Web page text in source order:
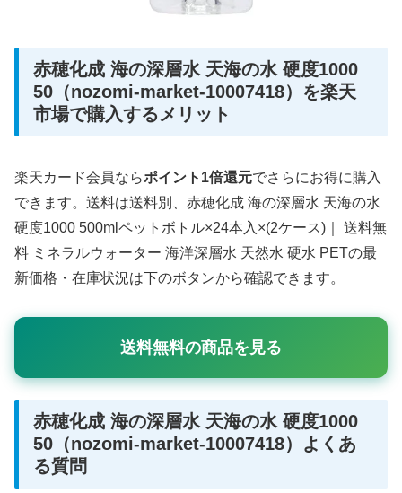
赤穂化成 海の深層水 天海の水 硬度1000
50（nozomi-market-10007418）を楽天
市場で購入するメリット
楽天カード会員ならポイント1倍還元でさらにお得に購入
できます。送料は送料別、赤穂化成 海の深層水 天海の水
硬度1000 500mlペットボトル×24本入×(2ケース)｜ 送料無
料 ミネラルウォーター 海洋深層水 天然水 硬水 PETの最
新価格・在庫状況は下のボタンから確認できます。
送料無料の商品を見る
赤穂化成 海の深層水 天海の水 硬度1000
50（nozomi-market-10007418）よくあ
る質問